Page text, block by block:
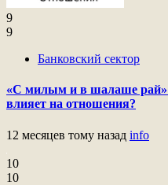
9
9
Банковский сектор
«С милым и в шалаше
влияет на отношения?
12 месяцев тому назад info
10
10